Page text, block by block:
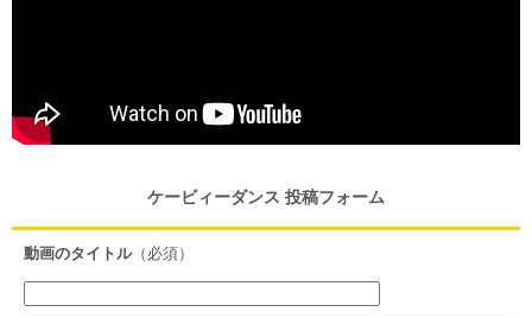
ケービィーダンス 投稿フォーム
動画のタイトル（必須）